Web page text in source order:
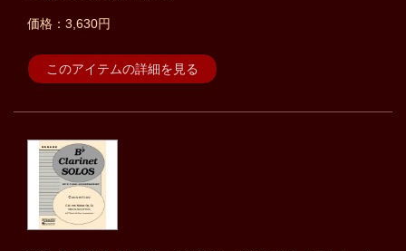
価格：3,630円
このアイテムの詳細を見る